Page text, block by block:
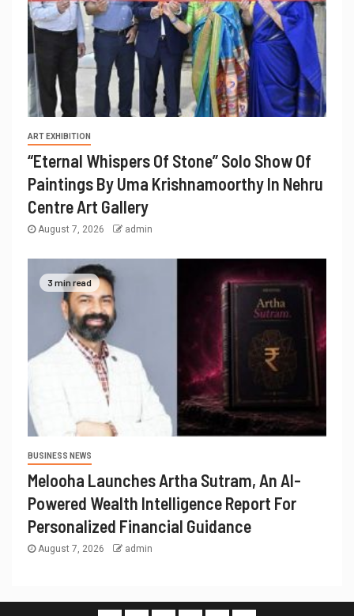
ART EXHIBITION
“Eternal Whispers Of Stone” Solo Show Of
Paintings By Uma Krishnamoorthy In Nehru
Centre Art Gallery
August 7, 2026 admin
3 min read
BUSINESS NEWS
Melooha Launches Artha Sutram, An AI-
Powered Wealth Intelligence Report For
Personalized Financial Guidance
August 7, 2026 admin